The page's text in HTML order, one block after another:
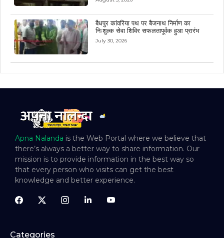
बैधपुर कांवरिया पथ पर बैजनाथ निर्माण का
निःशुल्क सेवा शिविर सफलतापूर्वक हुआ प्रारंभ
July 30, 2026
Apna Nalanda is the Web Portal where we believe that
there’s always a better way to share information. Our
mission is to provide information in the best way so
that every person who visits can get the best
knowledge and better experience.
Categories